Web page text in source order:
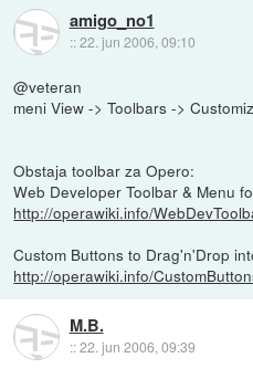
amigo_no1
::22. jun 2006, 09:10
@veteran
meni View -> Toolbars ->
Obstaja toolbar za Opero:
Web Developer Toolbar & Menu
http://operawiki.info/
Custom Buttons to Drag'n'Drop
http://operawiki.info/
M.B.
::22. jun 2006, 09:39